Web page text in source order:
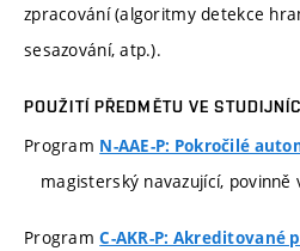
zpracování (algoritmy detekce
sesazování, atp.).
POUŽITÍ PŘEDMĚTU VE
Program N-AAE-P: Pokročilé
magisterský navazující, povinně
ProgramC-AKR-P: Akreditované